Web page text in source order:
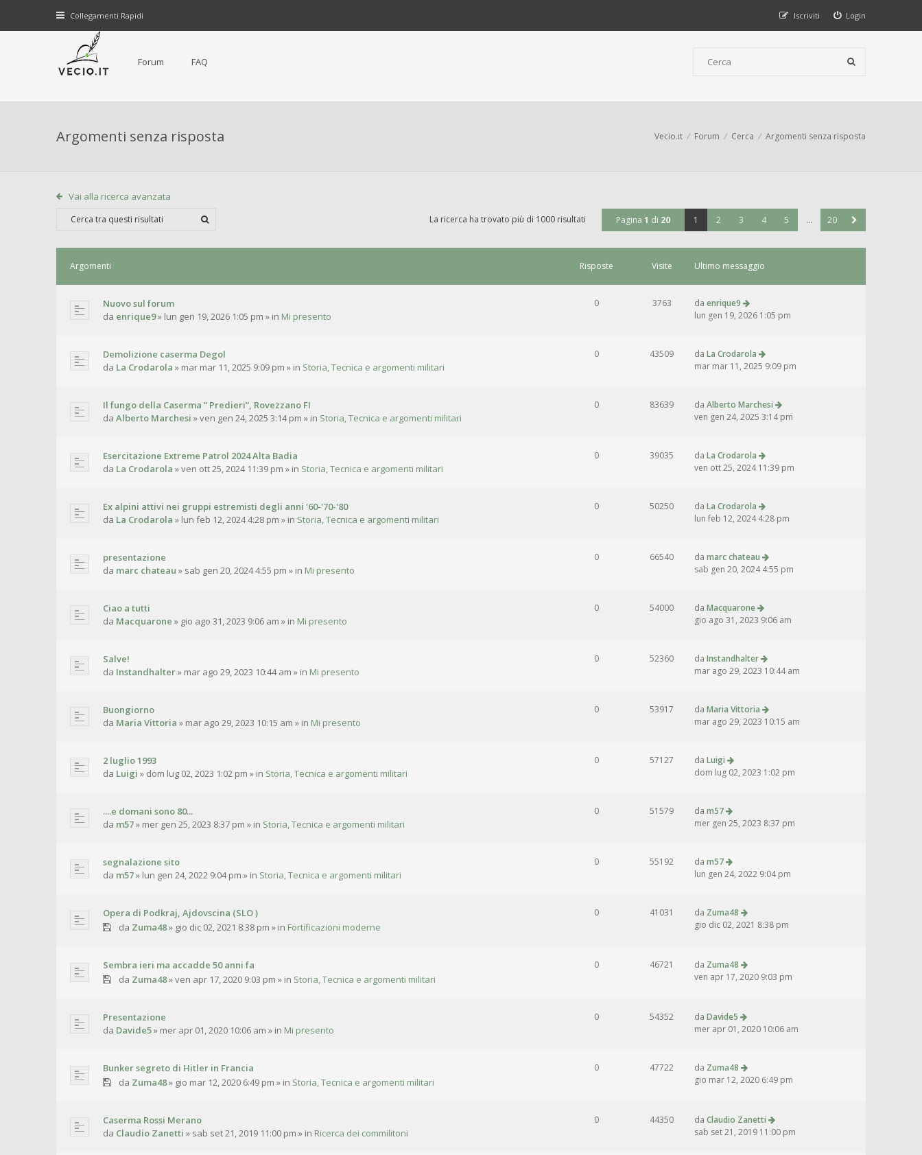
Collegamenti Rapidi Login
Iscriviti
Forum FAQ
Argomenti senza risposta Vecio.it Forum Cerca Argomenti senza risposta
Vai alla ricerca avanzata
La ricerca ha trovato più di 1000 risultati Pagina 1 di 20 1 2 3 4 5 … 20
Argomenti Risposte Visite Ultimo messaggio
Nuovo sul forum
da enrique9» lun gen 19, 2026 1:05 pm » in Mi presento
0 3763 da enrique9
lun gen 19, 2026 1:05 pm
Demolizione caserma Degol
da La Crodarola » mar mar 11, 2025 9:09 pm » in Storia, Tecnica e argomenti militari
0 43509 da La Crodarola
mar mar 11, 2025 9:09 pm
Il fungo della Caserma “ Predieri”, Rovezzano FI
da Alberto Marchesi »ven gen 24, 2025 3:14 pm » in Storia, Tecnica e argomenti militari
0 83639 da Alberto Marchesi
ven gen 24, 2025 3:14 pm
Esercitazione Extreme Patrol 2024 Alta Badia
da La Crodarola »ven ott 25, 2024 11:39 pm » in Storia, Tecnica e argomenti militari
0 39035 da La Crodarola
ven ott 25, 2024 11:39 pm
Ex alpini attivi nei gruppi estremisti degli anni '60-'70-'80
da La Crodarola » lun feb 12, 2024 4:28 pm » in Storia, Tecnica e argomenti militari
0 50250 da La Crodarola
lun feb 12, 2024 4:28 pm
presentazione
da marc chateau » sab gen 20, 2024 4:55 pm » in Mi presento
0 66540 da marc chateau
sab gen 20, 2024 4:55 pm
Ciao a tutti
da Macquarone » gio ago 31, 2023 9:06 am » in Mi presento
0 54000 da Macquarone
gio ago 31, 2023 9:06 am
Salve!
da Instandhalter» mar ago 29, 2023 10:44 am » in Mi presento
0 52360 da Instandhalter
mar ago 29, 2023 10:44 am
Buongiorno
da Maria Vittoria » mar ago 29, 2023 10:15 am » in Mi presento
0 53917 da Maria Vittoria
mar ago 29, 2023 10:15 am
2 luglio 1993
da Luigi » dom lug 02, 2023 1:02 pm » in Storia, Tecnica e argomenti militari
0 57127 da Luigi
dom lug 02, 2023 1:02 pm
....e domani sono 80...
da m57» mer gen 25, 2023 8:37 pm » in Storia, Tecnica e argomenti militari
0 51579 da m57
mer gen 25, 2023 8:37 pm
segnalazione sito
da m57» lun gen 24, 2022 9:04 pm » in Storia, Tecnica e argomenti militari
0 55192 da m57
lun gen 24, 2022 9:04 pm
Opera di Podkraj, Ajdovscina (SLO )
da Zuma48» gio dic 02, 2021 8:38 pm » in Fortificazioni moderne
0 41031 da Zuma48
gio dic 02, 2021 8:38 pm
Sembra ieri ma accadde 50 anni fa
da Zuma48»ven apr 17, 2020 9:03 pm » in Storia, Tecnica e argomenti militari
0 46721 da Zuma48
ven apr 17, 2020 9:03 pm
Presentazione
da Davide5» mer apr 01, 2020 10:06 am » in Mi presento
0 54352 da Davide5
mer apr 01, 2020 10:06 am
Bunker segreto di Hitler in Francia
da Zuma48» gio mar 12, 2020 6:49 pm » in Storia, Tecnica e argomenti militari
0 47722 da Zuma48
gio mar 12, 2020 6:49 pm
Caserma Rossi Merano
da Claudio Zanetti » sab set 21, 2019 11:00 pm » in Ricerca dei commilitoni
0 44350 da Claudio Zanetti
sab set 21, 2019 11:00 pm